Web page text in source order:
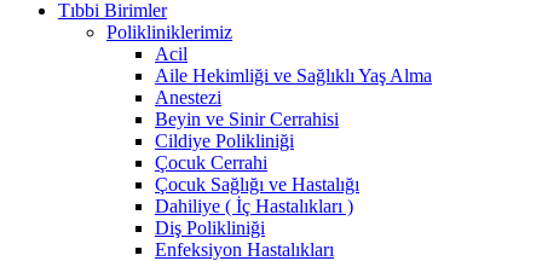
Tıbbi Birimler
Polikliniklerimiz
Acil
Aile Hekimliği ve Sağlıklı Yaş Alma
Anestezi
Beyin ve Sinir Cerrahisi
Cildiye Polikliniği
Çocuk Cerrahi
Çocuk Sağlığı ve Hastalığı
Dahiliye ( İç Hastalıkları )
Diş Polikliniği
Enfeksiyon Hastalıkları